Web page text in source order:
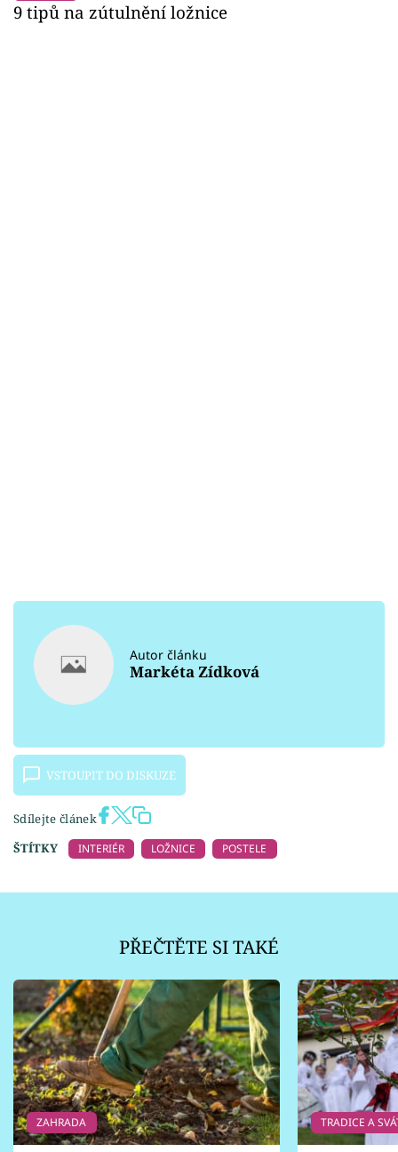
9 tipů na zútulnění ložnice
Autor článku
Markéta Zídková
VSTOUPIT DO DISKUZE
Sdílejte článek
ŠTÍTKY
INTERIÉR LOŽNICE POSTELE
PŘEČTĚTE SI TAKÉ
ZAHRADA TRADICE A